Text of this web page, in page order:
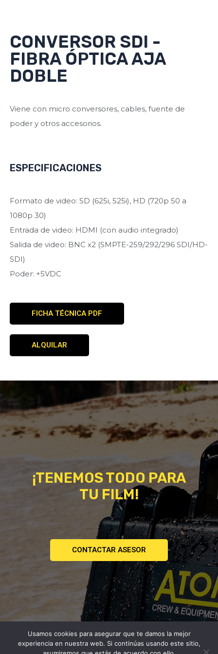
CONVERSOR SDI -
FIBRA ÓPTICA AJA
DOBLE
Viene con micro conversores, cables, fuente de
poder y otros accesorios.
ESPECIFICACIONES
Formato de video: SD (625i, 525i), HD (720p 50 a
1080p 30)
Entrada de video: HDMI (con audio integrado)
Salida de video: BNC x2 (SMPTE-259/292/296 SDI/HD-
SDI)
Poder: +5VDC
FICHA TÉCNICA PDF
ALQUILAR
¡TENEMOS TODO PARA
TU FILM!
CONTACTAR ASESOR
Copyright © 2026
Atomica | Crew & Equipment Rental House.
Usamos cookies para asegurar que te damos la mejor
experiencia en nuestra web. Si continúas usando este sitio,